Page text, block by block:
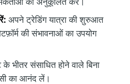
अपने ट्रेडिंग यात्रा की शुरुआत
की संभावनाओं का उपयोग
भीतर संसाधित होने वाले बिना
का आनंद लें।